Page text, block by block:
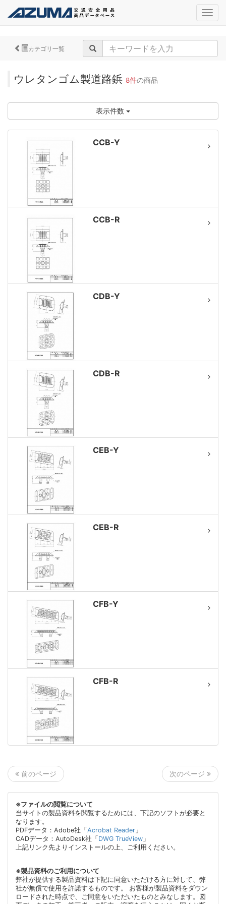
カテゴリ一覧
ウレタンゴム製道路鋲 8件の商品
表示件数
CCB-Y
CCB-R
CDB-Y
CDB-R
CEB-Y
CEB-R
CFB-Y
CFB-R
前のページ 次のページ
※ファイルの閲覧について
当サイトの製品資料を閲覧するためには、下記のソフトが必要と
なります。
PDFデータ：Adobe社「 Acrobat Reader 」
CADデータ：AutoDesk社「 DWG TrueView 」
上記リンク先よりインストールの上、ご利用ください。
※製品資料のご利用について
弊社が提供する製品資料は下記に同意いただける方に対して、弊
社が無償で使用を許諾するものです。 お客様が製品資料をダウン
ロードされた時点で、ご同意をいただいたものとみなします。図